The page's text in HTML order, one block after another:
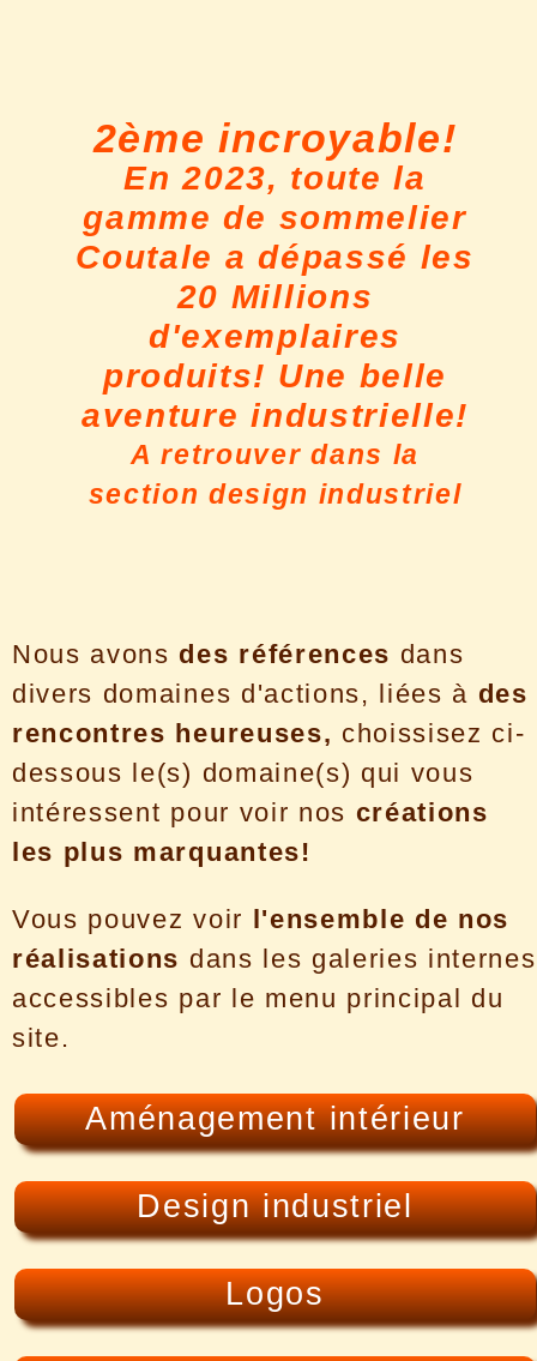
2ème incroyable!
En 2023, toute la
gamme de sommelier
Coutale a dépassé les
20 Millions
d'exemplaires
produits! Une belle
aventure industrielle!
A retrouver dans la
section design industriel
Nous avons des références dans
divers domaines d'actions, liées à des
rencontres heureuses, choissisez ci-
dessous le(s) domaine(s) qui vous
intéressent pour voir nos créations
les plus marquantes!
Vous pouvez voir l'ensemble de nos
réalisations dans les galeries internes
accessibles par le menu principal du
site.
Aménagement intérieur
Design industriel
Logos